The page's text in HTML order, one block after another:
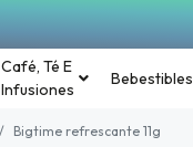
Café, Té E
Infusiones
Bebestibles
Bigtime refrescante 11g